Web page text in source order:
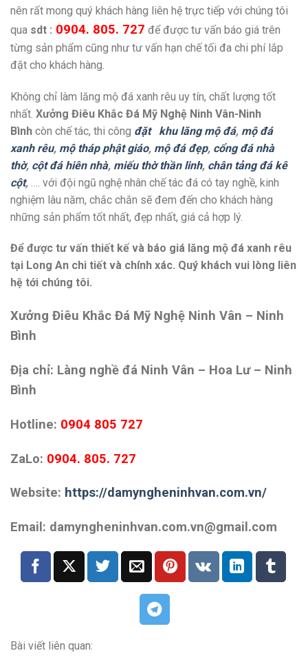
nên rất mong quý khách hàng liên hệ trực tiếp với chúng tôi
qua sdt : 0904. 805. 727 để được tư vấn báo giá trên
từng sản phẩm cũng như tư vấn hạn chế tối đa chi phí lắp
đặt cho khách hàng.
Không chỉ làm lăng mộ đá xanh rêu uy tín, chất lượng tốt
nhất. Xưởng Điêu Khắc Đá Mỹ Nghệ Ninh Vân-Ninh
Bình còn chế tác, thi công đặt khu lăng mộ đá, mộ đá
xanh rêu, mộ tháp phật giáo, mộ đá đẹp, cổng đá nhà
thờ, cột đá hiên nhà, miếu thờ thần linh, chân tảng đá kê
cột,
…. với đội ngũ nghệ nhân chế tác đá có tay nghề, kinh
nghiệm lâu năm, chắc chắn sẽ đem đến cho khách hàng
những sản phẩm tốt nhất, đẹp nhất, giá cả hợp lý.
Để được tư vấn thiết kế và báo giá lăng mộ đá xanh rêu
tại Long An chi tiết và chính xác. Quý khách vui lòng liên
hệ tới chúng tôi.
Xưởng Điêu Khắc Đá Mỹ Nghệ Ninh Vân – Ninh
Bình
Địa chỉ: Làng nghề đá Ninh Vân – Hoa Lư – Ninh
Bình
Hotline: 0904 805 727
ZaLo: 0904. 805. 727
Website: https://damyngheninhvan.com.vn/
Email: damyngheninhvan.com.vn@gmail.com
Bài viết liên quan: